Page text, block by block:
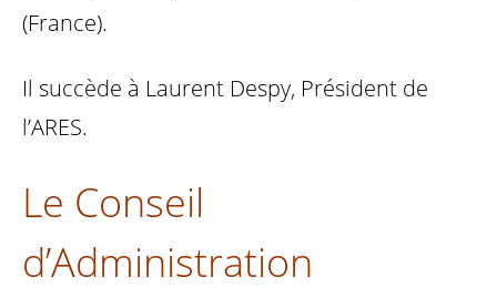
(France).
Il succède à Laurent Despy, Président de
l’ARES.
Le Conseil
d’Administration